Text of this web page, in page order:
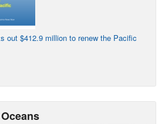
out $412.9 million to renew the Pacific